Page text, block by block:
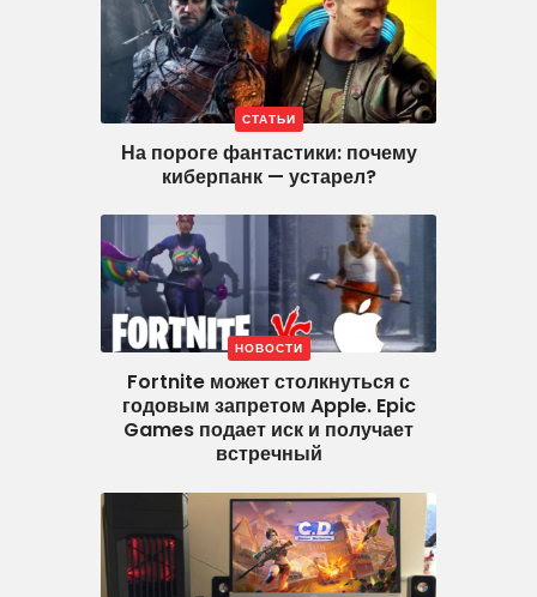
СТАТЬИ
На пороге фантастики: почему
киберпанк — устарел?
НОВОСТИ
Fortnite может столкнуться с
годовым запретом Apple. Epic
Games подает иск и получает
встречный